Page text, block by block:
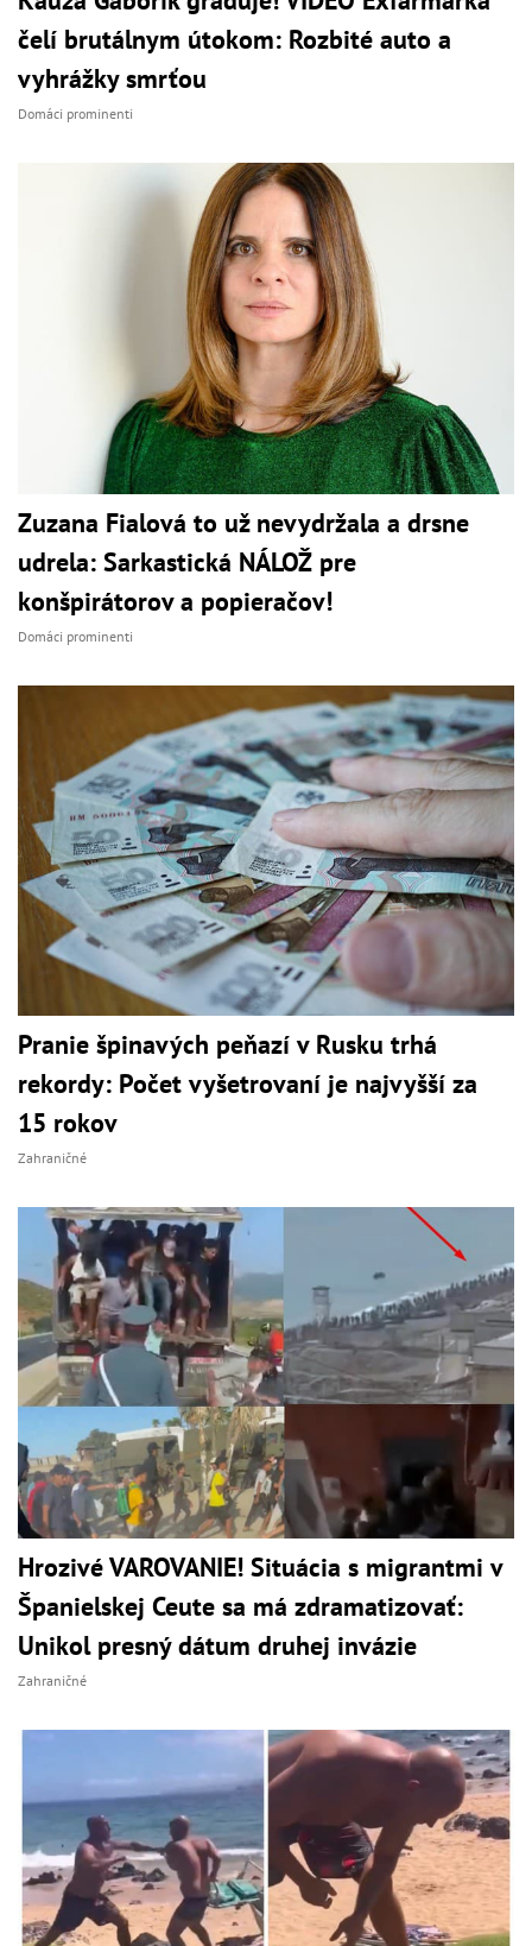
čelí brutálnym útokom: Rozbité auto a
vyhrážky smrťou
Domáci prominenti
Zuzana Fialová to už nevydržala a drsne
udrela: Sarkastická NÁLOŽ pre
konšpirátorov a popieračov!
Domáci prominenti
Pranie špinavých peňazí v Rusku trhá
rekordy: Počet vyšetrovaní je najvyšší za
15 rokov
Zahraničné
Hrozivé VAROVANIE! Situácia s migrantmi v
Španielskej Ceute sa má zdramatizovať:
Unikol presný dátum druhej invázie
Zahraničné